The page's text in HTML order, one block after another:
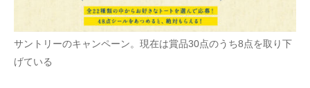
サントリーのキャンペーン。現在は賞品30点のうち8点を取り下
げている